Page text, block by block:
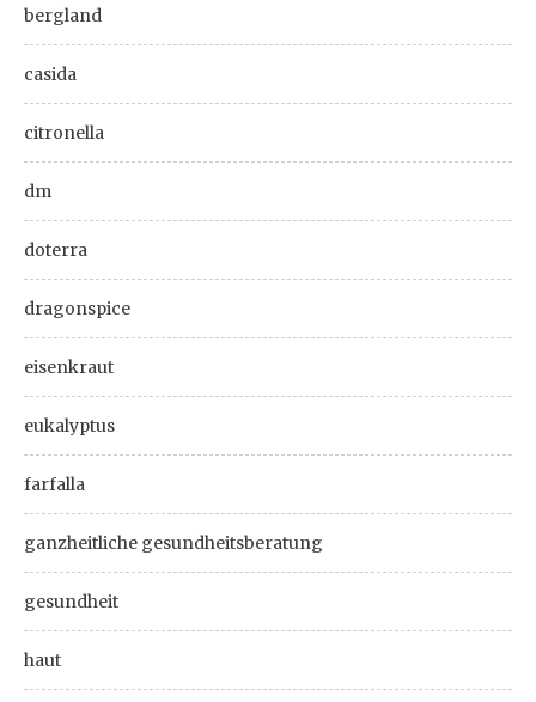
bergland
casida
citronella
dm
doterra
dragonspice
eisenkraut
eukalyptus
farfalla
ganzheitliche gesundheitsberatung
gesundheit
haut